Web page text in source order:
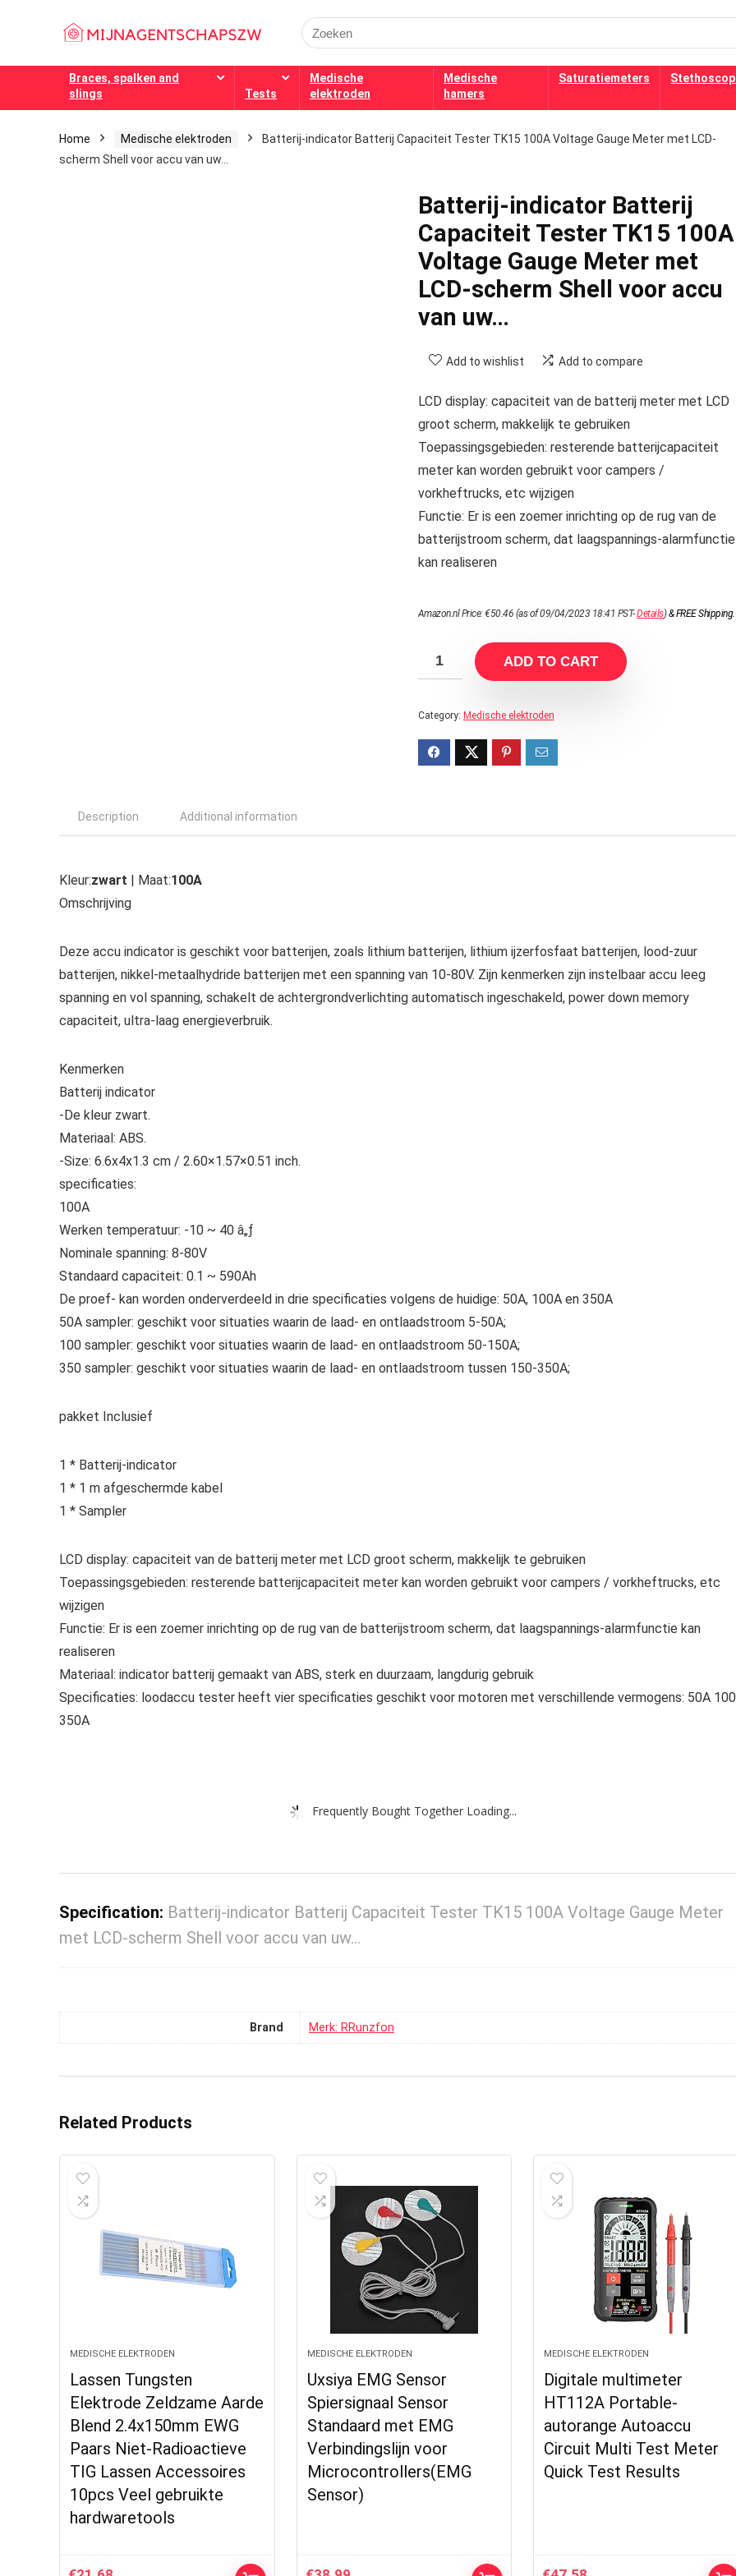
Search
for:
Braces, spalken and
slings
Tests
Medische
elektroden
Medische
hamers
Saturatiemeters
Home Medische elektroden
Batterij-indicator Batterij Capaciteit Tester TK15 100A Voltage Gauge Meter met LCD-
scherm Shell voor accu van uw…
Batterij-indicator Batterij
Capaciteit Tester TK15 100A
Voltage Gauge Meter met
LCD-scherm Shell voor accu
van uw…
Add to wishlist Add to compare
LCD display: capaciteit van de batterij meter met LCD
groot scherm, makkelijk te gebruiken
Toepassingsgebieden: resterende batterijcapaciteit
meter kan worden gebruikt voor campers /
vorkheftrucks, etc wijzigen
Functie: Er is een zoemer inrichting op de rug van de
batterijstroom scherm, dat laagspannings-alarmfunctie
kan realiseren
Amazon.nl Price:€50.46 (as of 09/04/2023 18:41 PST-Details)&FREE Shipping.
ADD TO CART
Category: Medische elektroden
Description Additional information
Kleur:zwart | Maat:100A
Omschrijving
Deze accu indicator is geschikt voor batterijen, zoals lithium batterijen, lithium ijzerfosfaat batterijen, lood-zuur
batterijen, nikkel-metaalhydride batterijen met een spanning van 10-80V. Zijn kenmerken zijn instelbaar accu leeg
spanning en vol spanning, schakelt de achtergrondverlichting automatisch ingeschakeld, power down memory
capaciteit, ultra-laag energieverbruik.
Kenmerken
Batterij indicator
-De kleur zwart.
Materiaal: ABS.
-Size: 6.6x4x1.3 cm / 2.60×1.57×0.51 inch.
specificaties:
100A
Werken temperatuur: -10 ~ 40 â„ƒ
Nominale spanning: 8-80V
Standaard capaciteit: 0.1 ~ 590Ah
De proef- kan worden onderverdeeld in drie specificaties volgens de huidige: 50A, 100A en 350A
50A sampler: geschikt voor situaties waarin de laad- en ontlaadstroom 5-50A;
100 sampler: geschikt voor situaties waarin de laad- en ontlaadstroom 50-150A;
350 sampler: geschikt voor situaties waarin de laad- en ontlaadstroom tussen 150-350A;
pakket Inclusief
1 * Batterij-indicator
1 * 1 m afgeschermde kabel
1 * Sampler
LCD display: capaciteit van de batterij meter met LCD groot scherm, makkelijk te gebruiken
Toepassingsgebieden: resterende batterijcapaciteit meter kan worden gebruikt voor campers / vorkheftrucks, etc
wijzigen
Functie: Er is een zoemer inrichting op de rug van de batterijstroom scherm, dat laagspannings-alarmfunctie kan
realiseren
Materiaal: indicator batterij gemaakt van ABS, sterk en duurzaam, langdurig gebruik
Specificaties: loodaccu tester heeft vier specificaties geschikt voor motoren met verschillende vermogens: 50A
350A
Frequently Bought Together Loading...
Specification: Batterij-indicator Batterij Capaciteit Tester TK15 100A Voltage Gauge Meter
met LCD-scherm Shell voor accu van uw…
Brand Merk: RRunzfon
Related Products
MEDISCHE ELEKTRODEN
Lassen Tungsten
Elektrode Zeldzame Aarde
Blend 2.4x150mm EWG
Paars Niet-Radioactieve
TIG Lassen Accessoires
10pcs Veel gebruikte
hardwaretools
MEDISCHE ELEKTRODEN
Uxsiya EMG Sensor
Spiersignaal Sensor
Standaard met EMG
Verbindingslijn voor
Microcontrollers(EMG
Sensor)
MEDISCHE ELEKTRODEN
Digitale multimeter
HT112A Portable-
autorange Autoaccu
Circuit Multi Test Meter
Quick Test Results